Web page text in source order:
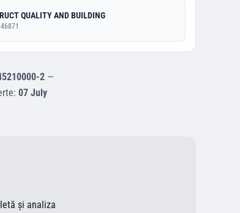
QUALITY AND BUILDING
2—
07 July
și analiza